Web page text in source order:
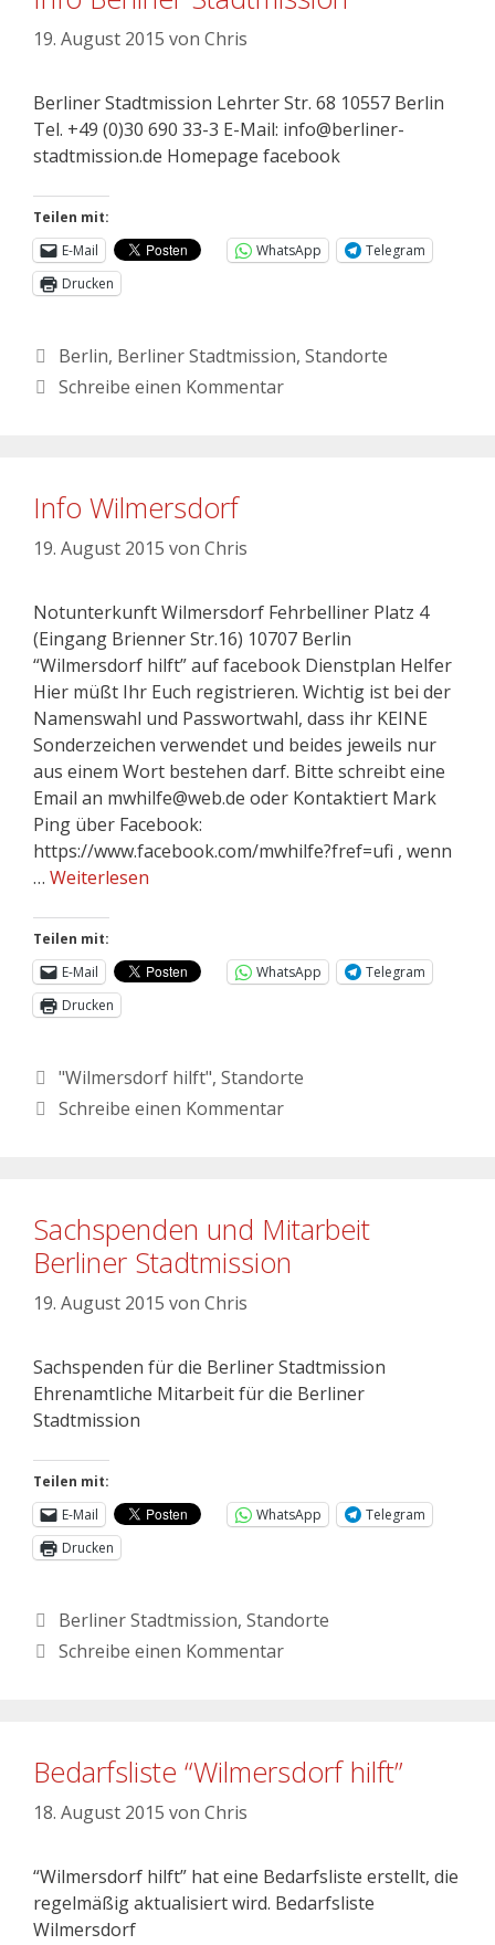
19. August 2015 von Chris
Berliner Stadtmission Lehrter Str. 68 10557 Berlin
Tel. +49 (0)30 690 33-3 E-Mail: info@berliner-
stadtmission.de Homepage facebook
Teilen mit:
E-Mail
WhatsApp
Telegram
Drucken
Berlin, Berliner Stadtmission, Standorte
Schreibe einen Kommentar
Info Wilmersdorf
19. August 2015 von Chris
Notunterkunft Wilmersdorf Fehrbelliner Platz 4
(Eingang Brienner Str.16) 10707 Berlin
“Wilmersdorf hilft” auf facebook Dienstplan Helfer
Hier müßt Ihr Euch registrieren. Wichtig ist bei der
Namenswahl und Passwortwahl, dass ihr KEINE
Sonderzeichen verwendet und beides jeweils nur
aus einem Wort bestehen darf. Bitte schreibt eine
Email an mwhilfe@web.de oder Kontaktiert Mark
Ping über Facebook:
https://www.facebook.com/mwhilfe?fref=ufi , wenn
… Weiterlesen
Teilen mit:
E-Mail
WhatsApp
Telegram
Drucken
"Wilmersdorf hilft", Standorte
Schreibe einen Kommentar
Sachspenden und Mitarbeit
Berliner Stadtmission
19. August 2015 von Chris
Sachspenden für die Berliner Stadtmission
Ehrenamtliche Mitarbeit für die Berliner
Stadtmission
Teilen mit:
E-Mail
WhatsApp
Telegram
Drucken
Berliner Stadtmission, Standorte
Schreibe einen Kommentar
Bedarfsliste “Wilmersdorf hilft”
18. August 2015 von Chris
“Wilmersdorf hilft” hat eine Bedarfsliste erstellt, die
regelmäßig aktualisiert wird. Bedarfsliste
Wilmersdorf